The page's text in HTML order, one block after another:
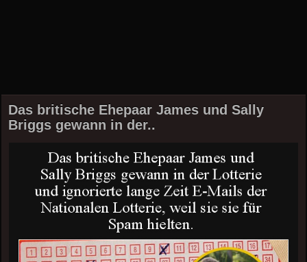
Das britische Ehepaar James und Sally
Briggs gewann in der..